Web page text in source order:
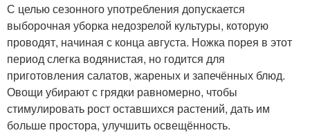
С целью сезонного употребления допускается
выборочная уборка недозрелой культуры, которую
проводят, начиная с конца августа. Ножка порея в этот
период слегка водянистая, но годится для
приготовления салатов, жареных и запечённых блюд.
Овощи убирают с грядки равномерно, чтобы
стимулировать рост оставшихся растений, дать им
больше простора, улучшить освещённость.